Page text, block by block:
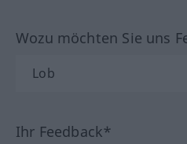
Wozu möchten Sie uns
Ihr Feedback*